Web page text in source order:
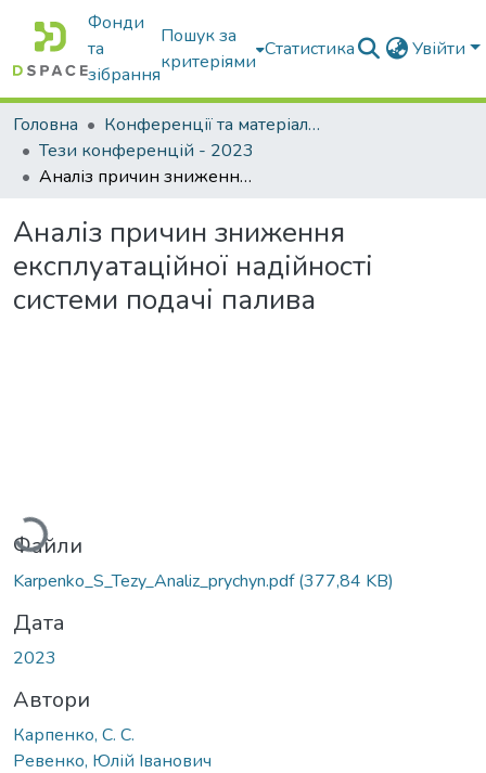
Фонди
та
зібрання
Пошук за
критеріями
Статистика Увійти
Головна
Конференції та матеріали конференцій
Тези конференцій - 2023
Аналіз причин зниження експлуатаційної надійності системи подачі палива
Аналіз причин зниження
експлуатаційної надійності
системи подачі палива
Файли
Karpenko_S_Tezy_Analiz_prychyn.pdf(377,84 KB)
Дата
2023
Автори
Карпенко, С. С.
Ревенко, Юлій Іванович